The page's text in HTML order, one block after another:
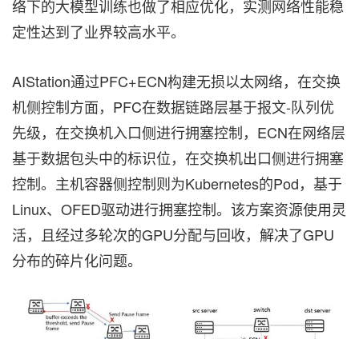
络下的大模型训练也做了相应优化，实测网络性能稳
定性达到了业界较高水平。
AIStation通过PFC+ECN构建无损以太网络，在交换
机侧控制方面，PFC在数据链路层基于报文-队列优
先级，在交换机入口侧进行拥塞控制，ECN在网络层
基于数据包头中的标识位，在交换机出口侧进行拥塞
控制。主机容器侧控制则为Kubernetes的Pod，基于
Linux、OFED驱动进行拥塞控制。该方案资源使用灵
活，且经过多轮次的GPU分配与回收，解决了GPU
分布的碎片化问题。